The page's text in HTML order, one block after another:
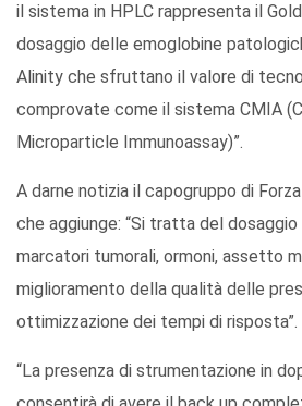
il sistema in HPLC rappresenta il
dosaggio delle emoglobine
Alinity che sfruttano il valore di
comprovate come il sistema CMIA
Microparticle Immunoassay)”.
A darne notizia il capogruppo di
che aggiunge: “Si tratta del
marcatori tumorali, ormoni, assetto
miglioramento della qualità delle
ottimizzazione dei tempi di risposta”.
“La presenza di strumentazione in